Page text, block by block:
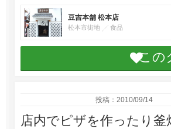
豆吉本舗 松本店
松本市街地 食品
この
投稿：2010/09/14
店内でピザを作ったり